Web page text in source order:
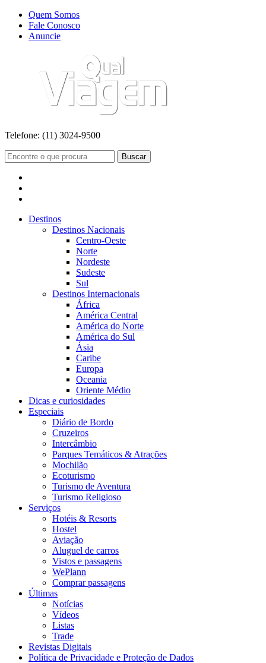
Quem Somos
Fale Conosco
Anuncie
Telefone: (11) 3024-9500
Buscar
Destinos
Destinos Nacionais
Centro-Oeste
Norte
Nordeste
Sudeste
Sul
Destinos Internacionais
África
América Central
América do Norte
América do Sul
Ásia
Caribe
Europa
Oceania
Oriente Médio
Dicas e curiosidades
Especiais
Diário de Bordo
Cruzeiros
Intercâmbio
Parques Temáticos & Atrações
Mochilão
Ecoturismo
Turismo de Aventura
Turismo Religioso
Serviços
Hotéis & Resorts
Hostel
Aviação
Aluguel de carros
Vistos e passagens
WePlann
Comprar passagens
Últimas
Notícias
Vídeos
Listas
Trade
Revistas Digitais
Política de Privacidade e Proteção de Dados